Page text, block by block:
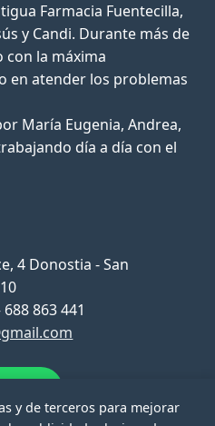
Farmacia Fuentecilla,
y Candi. Durante más de
con la máxima
en atender los problemas
María Eugenia, Andrea,
día a día con el
4 Donostia - San
863 441
y de terceros para mejorar